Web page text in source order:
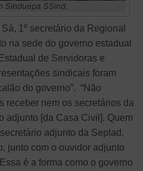
Sinduepa SSind.
1º secretário da Regional
na sede do governo estadual
de Servidoras e
sindicais foram
do governo”. “Não
receber nem os secretários da
adjunto [da Casa Civil]. Quem
adjunto da Seplad,
junto com o ouvidor adjunto
é a forma como o governo